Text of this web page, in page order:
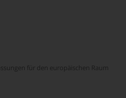
für den europäischen Raum